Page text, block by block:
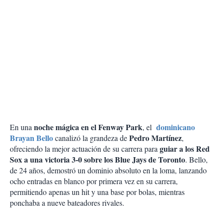
En unanoche mágica en el Fenway Park, el dominicano
Brayan Bellocanalizó la grandeza dePedro Martínez,
ofreciendo la mejor actuación de su carrera paraguiar a los Red
Sox a una victoria 3-0 sobre los Blue Jays de Toronto. Bello,
de 24 años, demostró un dominio absoluto en la loma, lanzando
ocho entradas en blanco por primera vez en su carrera,
permitiendo apenas un hit y una base por bolas, mientras
ponchaba a nueve bateadores rivales.